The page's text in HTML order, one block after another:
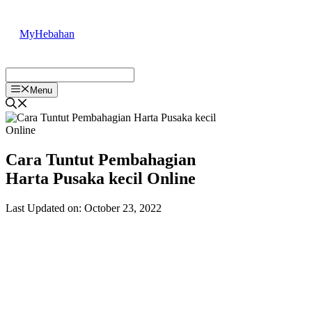
content
MyHebahan
Menu
Cara Tuntut Pembahagian
Harta Pusaka kecil Online
Last Updated on: October 23, 2022